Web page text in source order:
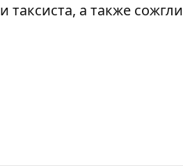
таксиста, а также сожгли